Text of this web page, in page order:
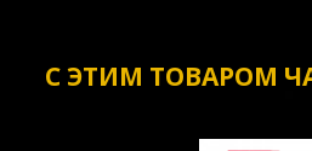
С ЭТИМ ТОВАРОМ